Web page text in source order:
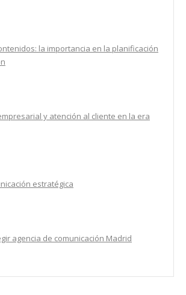
la importancia en la planificación
y atención al cliente en la era
estratégica
agencia de comunicación Madrid